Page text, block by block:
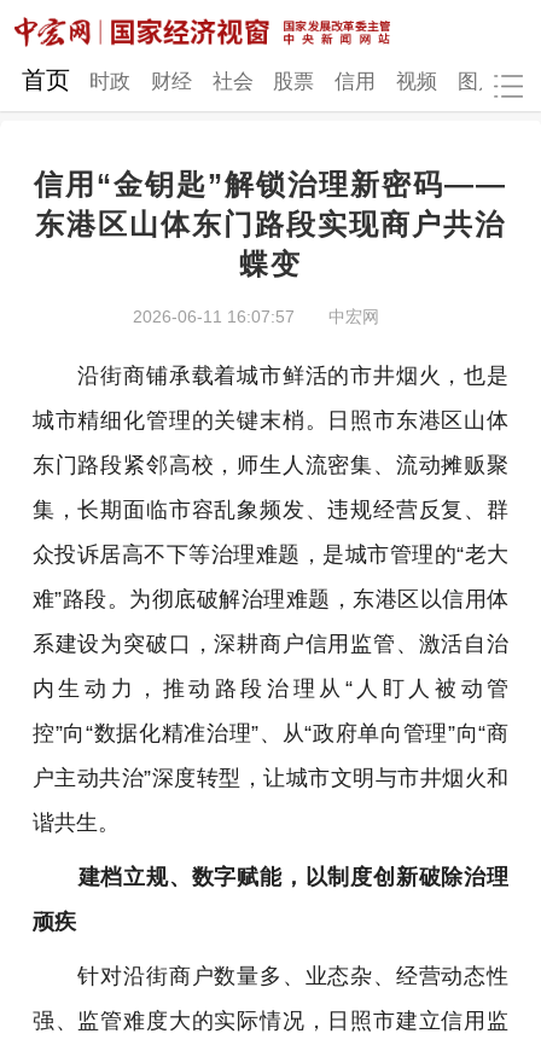
网站地图
时政 财经 社会 股票
中宏研究 营商环境
地方发展
首页 时政 财经 社会 股票 信用 视频 图片
信用“金钥匙”解锁治理新密码——
东港区山体东门路段实现商户共治
蝶变
2026-06-11 16:07:57 中宏网
沿街商铺承载着城市鲜活的市井烟火，也是
城市精细化管理的关键末梢。日照市东港区山体
东门路段紧邻高校，师生人流密集、流动摊贩聚
集，长期面临市容乱象频发、违规经营反复、群
众投诉居高不下等治理难题，是城市管理的“老大
难”路段。为彻底破解治理难题，东港区以信用体
系建设为突破口，深耕商户信用监管、激活自治
内生动力，推动路段治理从“人盯人被动管
控”向“数据化精准治理”、从“政府单向管理”向“商
户主动共治”深度转型，让城市文明与市井烟火和
谐共生。
建档立规、数字赋能，以制度创新破除治理
顽疾
针对沿街商户数量多、业态杂、经营动态性
强、监管难度大的实际情况，日照市建立信用监